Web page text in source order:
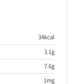
34kcal
3.1g
7.6g
1mg